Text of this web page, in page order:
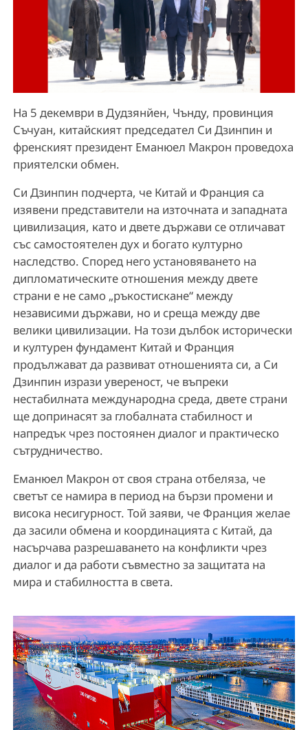
На 5 декември в Дудзянйен, Чънду, провинция
Съчуан, китайският председател Си Дзинпин и
френският президент Еманюел Макрон проведоха
приятелски обмен.
Си Дзинпин подчерта, че Китай и Франция са
изявени представители на източната и западната
цивилизация, като и двете държави се отличават
със самостоятелен дух и богато културно
наследство. Според него установяването на
дипломатическите отношения между двете
страни е не само „ръкостискане“ между
независими държави, но и среща между две
велики цивилизации. На този дълбок исторически
и културен фундамент Китай и Франция
продължават да развиват отношенията си, а Си
Дзинпин изрази увереност, че въпреки
нестабилната международна среда, двете страни
ще допринасят за глобалната стабилност и
напредък чрез постоянен диалог и практическо
сътрудничество.
Еманюел Макрон от своя страна отбеляза, че
светът се намира в период на бързи промени и
висока несигурност. Той заяви, че Франция желае
да засили обмена и координацията с Китай, да
насърчава разрешаването на конфликти чрез
диалог и да работи съвместно за защитата на
мира и стабилността в света.